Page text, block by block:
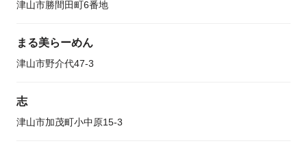
津山市勝間田町6番地
まる美らーめん
津山市野介代47-3
志
津山市加茂町小中原15-3